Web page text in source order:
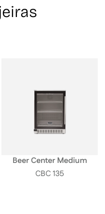
Beer Center Medium
CBC 135